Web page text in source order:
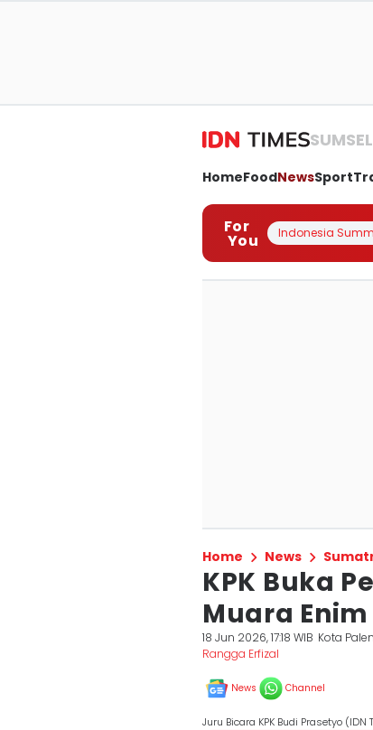
SUMSEL
HomeFoodNewsSport
For
You Indonesia
Home News
KPK Buka
Muara
18 Jun 2026, 17:18 WIB Kota
Rangga Erfizal
News Channel
Juru Bicara KPK Budi Prasetyo